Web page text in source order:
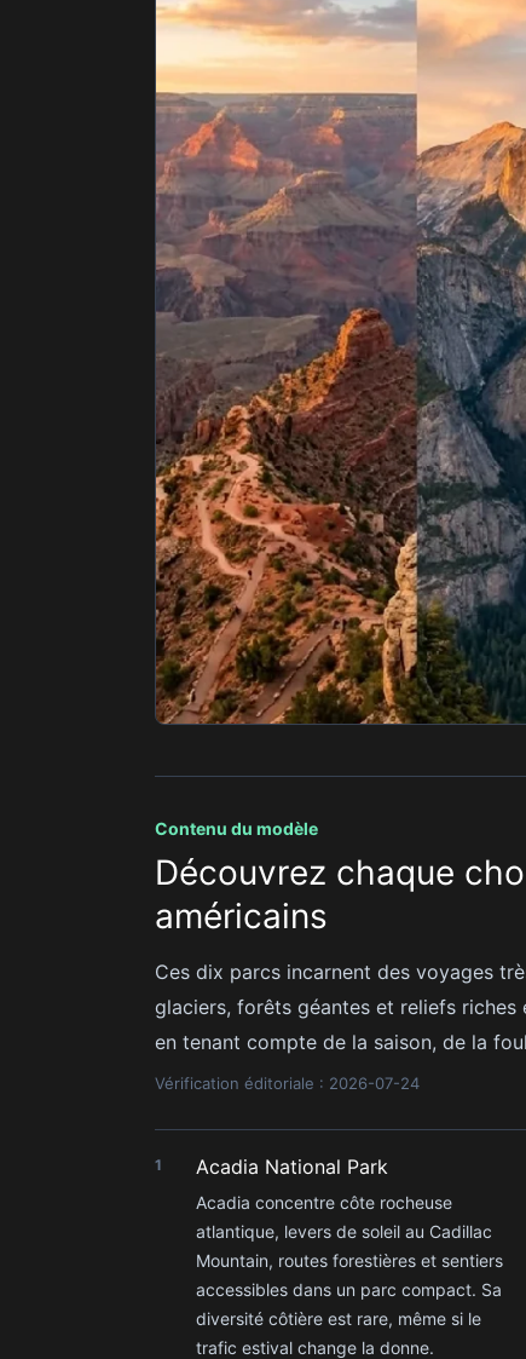
Contenu du modèle
Découvrez chaque
américains
Ces dix parcs incarnent des voyages
glaciers, forêts géantes et reliefs riches
en tenant compte de la saison, de la
Vérification éditoriale : 2026-07-24
1 Acadia National Park
Acadia concentre côte rocheuse
atlantique, levers de soleil au Cadillac
Mountain, routes forestières et sentiers
accessibles dans un parc compact. Sa
diversité côtière est rare, même si le
trafic estival change la donne.